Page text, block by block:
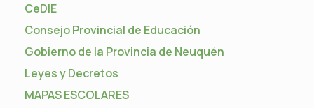
CeDIE
Consejo Provincial de Educación
Gobierno de la Provincia de Neuquén
Leyes y Decretos
MAPAS ESCOLARES